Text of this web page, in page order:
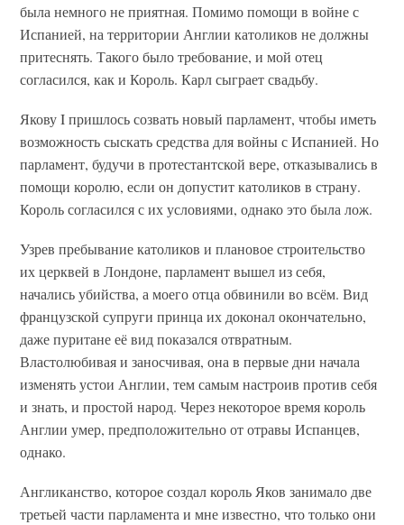
была немного не приятная. Помимо помощи в войне с
Испанией, на территории Англии католиков не должны
притеснять. Такого было требование, и мой отец
согласился, как и Король. Карл сыграет свадьбу.
Якову I пришлось созвать новый парламент, чтобы иметь
возможность сыскать средства для войны с Испанией. Но
парламент, будучи в протестантской вере, отказывались в
помощи королю, если он допустит католиков в страну.
Король согласился с их условиями, однако это была лож.
Узрев пребывание католиков и плановое строительство
их церквей в Лондоне, парламент вышел из себя,
начались убийства, а моего отца обвинили во всём. Вид
французской супруги принца их доконал окончательно,
даже пуритане её вид показался отвратным.
Властолюбивая и заносчивая, она в первые дни начала
изменять устои Англии, тем самым настроив против себя
и знать, и простой народ. Через некоторое время король
Англии умер, предположительно от отравы Испанцев,
однако.
Англиканство, которое создал король Яков занимало две
третьей части парламента и мне известно, что только они